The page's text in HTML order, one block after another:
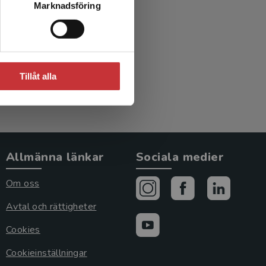
Marknadsföring
Tillåt alla
Allmänna länkar
Om oss
Avtal och rättigheter
Cookies
Cookieinställningar
Sociala medier